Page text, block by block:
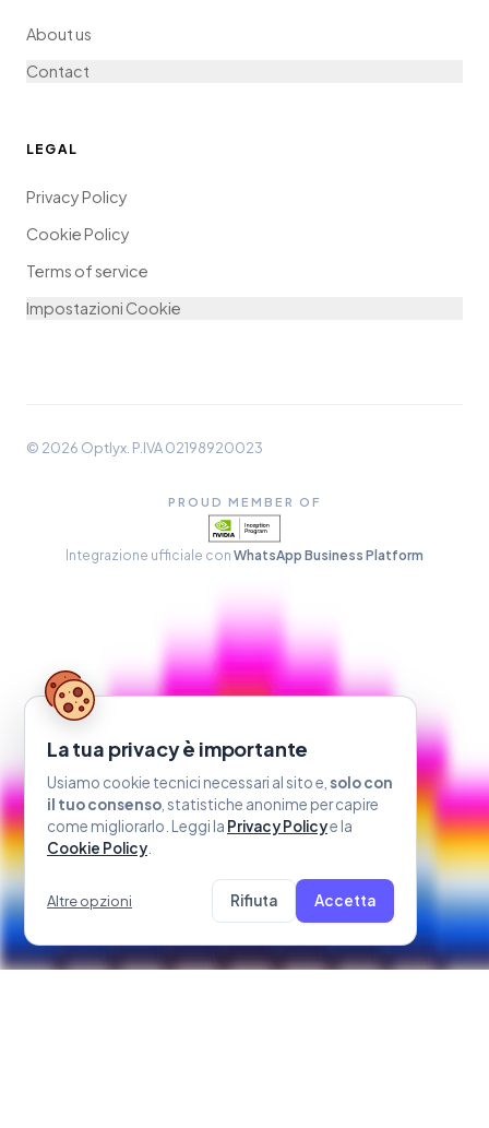
About us
Contact
LEGAL
Privacy Policy
Cookie Policy
Terms of service
Impostazioni Cookie
© 2026 Optlyx. P.IVA 02198920023
PROUD MEMBER OF
Integrazione ufficiale con WhatsApp Business Platform
La tua privacy è importante
Usiamo cookie tecnici necessari al sito e, solo con
il tuo consenso , statistiche anonime per capire
come migliorarlo. Leggi la Privacy Policye la
Cookie Policy
Altre opzioni Rifiuta Accetta